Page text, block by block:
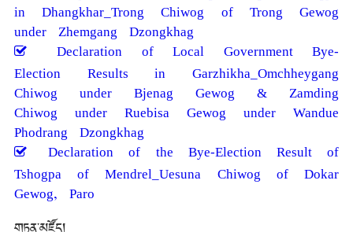
in Dhangkhar_Trong Chiwog of Trong Gewog
under Zhemgang Dzongkhag
Declaration of Local Government Bye-
Election Results in Garzhikha_Omchheygang
Chiwog under Bjenag Gewog & Zamding
Chiwog under Ruebisa Gewog under Wandue
Phodrang Dzongkhag
Declaration of the Bye-Election Result of
Tshogpa of Mendrel_Uesuna Chiwog of Dokar
Gewog, Paro
གཏན་མཛོད།